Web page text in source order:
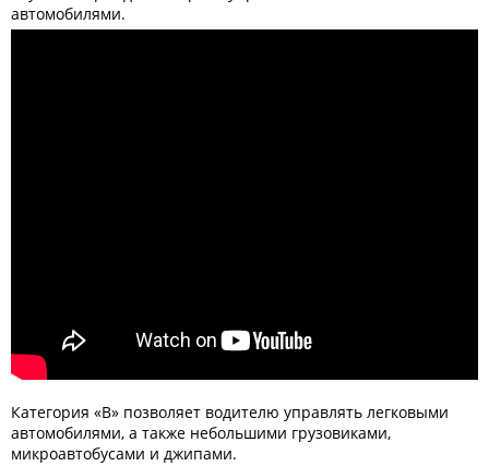
автомобилями.
Категория «В» позволяет водителю управлять легковыми
автомобилями, а также небольшими грузовиками,
микроавтобусами и джипами.